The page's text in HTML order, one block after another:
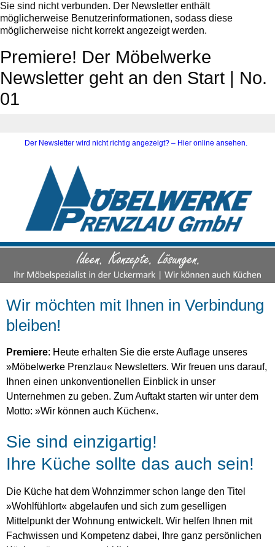
Sie sind nicht verbunden. Der Newsletter enthält
möglicherweise Benutzerinformationen, sodass diese
möglicherweise nicht korrekt angezeigt werden.
Premiere! Der Möbelwerke
Newsletter geht an den Start | No.
01